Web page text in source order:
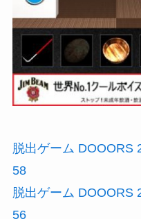
脱出ゲーム DOOORS
58
脱出ゲーム DOOORS
56